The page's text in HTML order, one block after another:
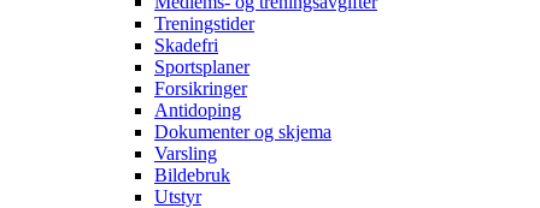
Treningstider
Skadefri
Sportsplaner
Forsikringer
Antidoping
Dokumenter og skjema
Varsling
Bildebruk
Utstyr